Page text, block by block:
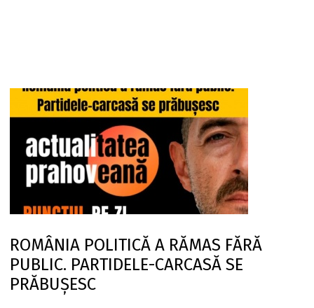
ROMÂNIA POLITICĂ A RĂMAS FĂRĂ
PUBLIC. PARTIDELE-CARCASĂ SE
PRĂBUȘESC